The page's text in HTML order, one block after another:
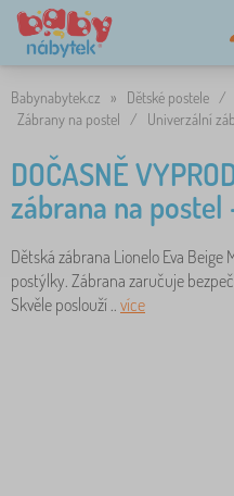
Babynabytek.cz » Dětské postele /
Zábrany na postel
/ Univerzální
DOČASNĚ
zábrana na postel
Dětská zábrana Lionelo Eva
postýlky. Zábrana zaručuje
Skvěle poslouží .. více